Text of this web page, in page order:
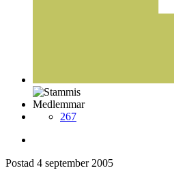
Medlemmar
267
Postad 4 september 2005